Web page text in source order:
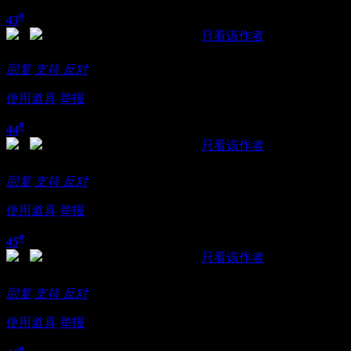
43#
只看该作者
回复 支持 反对
使用道具 举报
44#
只看该作者
回复 支持 反对
使用道具 举报
45#
只看该作者
回复 支持 反对
使用道具 举报